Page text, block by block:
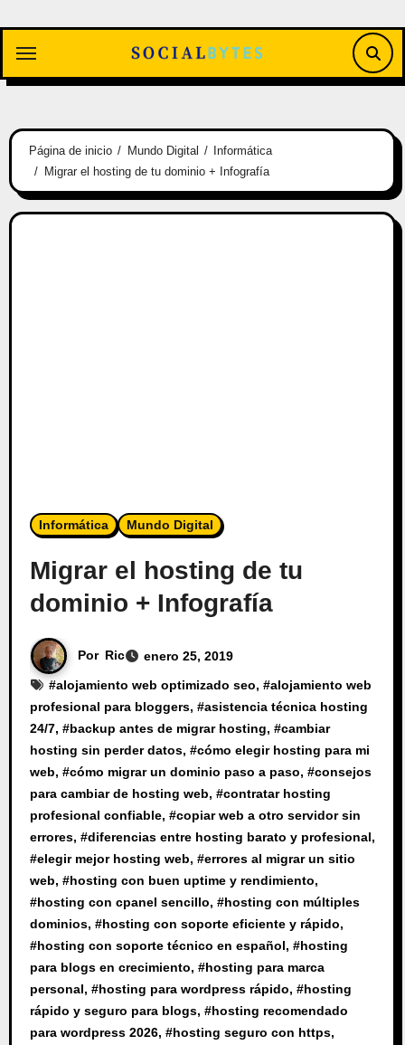
contenido
Página de inicio Mundo Digital
Informática
Migrar el hosting de tu dominio + Infografía
Informática Mundo Digital
Migrar el hosting de tu
dominio + Infografía
Por Ric
enero 25, 2019
#alojamiento web optimizado seo, #alojamiento web
profesional para bloggers, #asistencia técnica hosting
24/7, #backup antes de migrar hosting, #cambiar
hosting sin perder datos, #cómo elegir hosting para mi
web, #cómo migrar un dominio paso a paso, #consejos
para cambiar de hosting web, #contratar hosting
profesional confiable, #copiar web a otro servidor sin
errores, #diferencias entre hosting barato y profesional,
#elegir mejor hosting web, #errores al migrar un sitio
web, #hosting con buen uptime y rendimiento,
#hosting con cpanel sencillo, #hosting con múltiples
dominios, #hosting con soporte eficiente y rápido,
#hosting con soporte técnico en español, #hosting
para blogs en crecimiento, #hosting para marca
personal, #hosting para wordpress rápido, #hosting
rápido y seguro para blogs, #hosting recomendado
para wordpress 2026, #hosting seguro con https,